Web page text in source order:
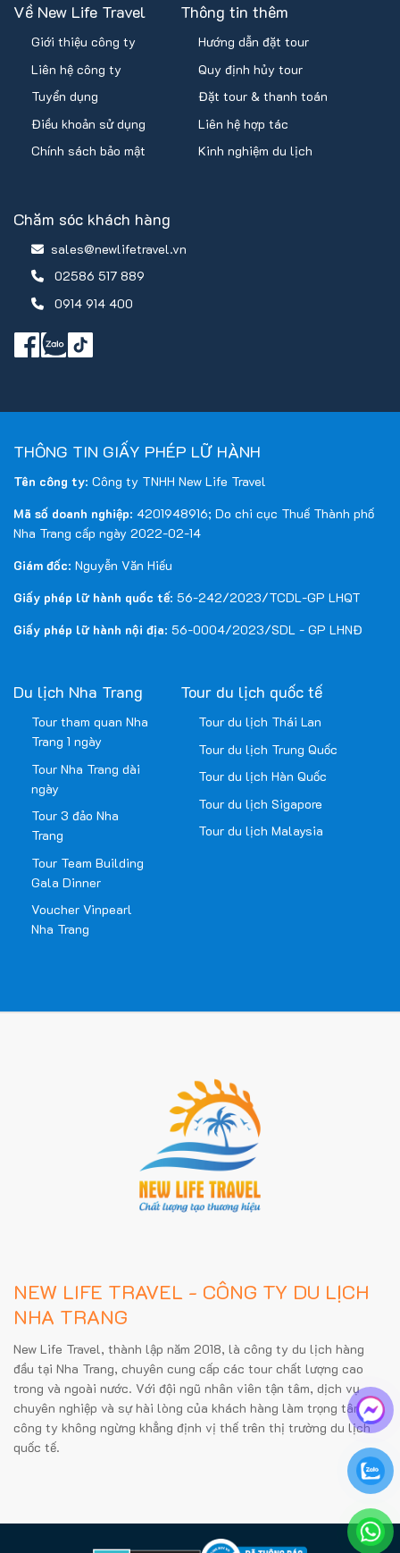
Về New Life Travel
Giới thiệu công ty
Liên hệ công ty
Tuyển dụng
Điều khoản sử dụng
Chính sách bảo mật
Thông tin thêm
Hướng dẫn đặt tour
Quy định hủy tour
Đặt tour & thanh toán
Liên hệ hợp tác
Kinh nghiệm du lịch
Chăm sóc khách hàng
sales@newlifetravel.vn
02586 517 889
0914 914 400
THÔNG TIN GIẤY PHÉP LỮ HÀNH
Tên công ty: Công ty TNHH New Life Travel
Mã số doanh nghiệp: 4201948916; Do chi cục Thuế Thành phố
Nha Trang cấp ngày 2022-02-14
Giám đốc: Nguyễn Văn Hiếu
Giấy phép lữ hành quốc tế: 56-242/2023/TCDL-GP LHQT
Giấy phép lữ hành nội địa: 56-0004/2023/SDL - GP LHNĐ
Du lịch Nha Trang
Tour tham quan Nha
Trang 1 ngày
Tour Nha Trang dài
ngày
Tour 3 đảo Nha
Trang
Tour Team Building
Gala Dinner
Voucher Vinpearl
Nha Trang
Tour du lịch quốc tế
Tour du lịch Thái Lan
Tour du lịch Trung Quốc
Tour du lịch Hàn Quốc
Tour du lịch Sigapore
Tour du lịch Malaysia
NEW LIFE TRAVEL - CÔNG TY DU LỊCH
NHA TRANG
New Life Travel, thành lập năm 2018, là công ty du lịch hàng
đầu tại Nha Trang, chuyên cung cấp các tour chất lượng cao
trong và ngoài nước. Với đội ngũ nhân viên tận tâm, dịch vụ
chuyên nghiệp và sự hài lòng của khách hàng làm trọng tâm,
công ty không ngừng khẳng định vị thế trên thị trường du lịch
quốc tế.